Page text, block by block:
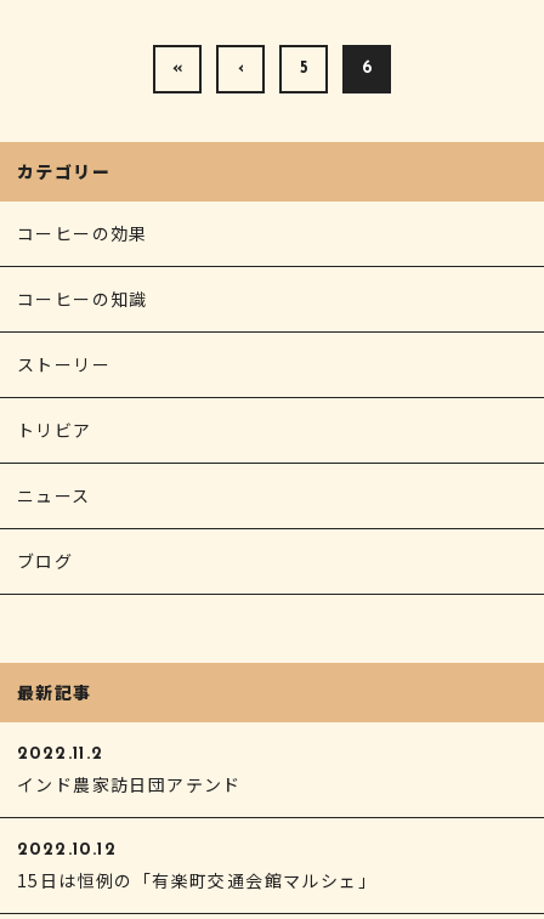
« ‹ 5 6
カテゴリー
コーヒーの効果
コーヒーの知識
ストーリー
トリビア
ニュース
ブログ
最新記事
2022.11.2
インド農家訪日団アテンド
2022.10.12
15日は恒例の「有楽町交通会館マルシェ」